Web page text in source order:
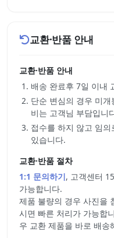
교환·반품 안내
교환·반품 안내
배송 완료후 7일 이내
단순 변심의 경우 미
비는 고객님 부담입니
접수를 하지 않고 임
있습니다.
교환·반품 절차
1:1 문의하기, 고객센터
가능합니다.
제품 불량의 경우 사진을
시면 빠른 처리가 가능합
우 교환 제품을 바로 배송